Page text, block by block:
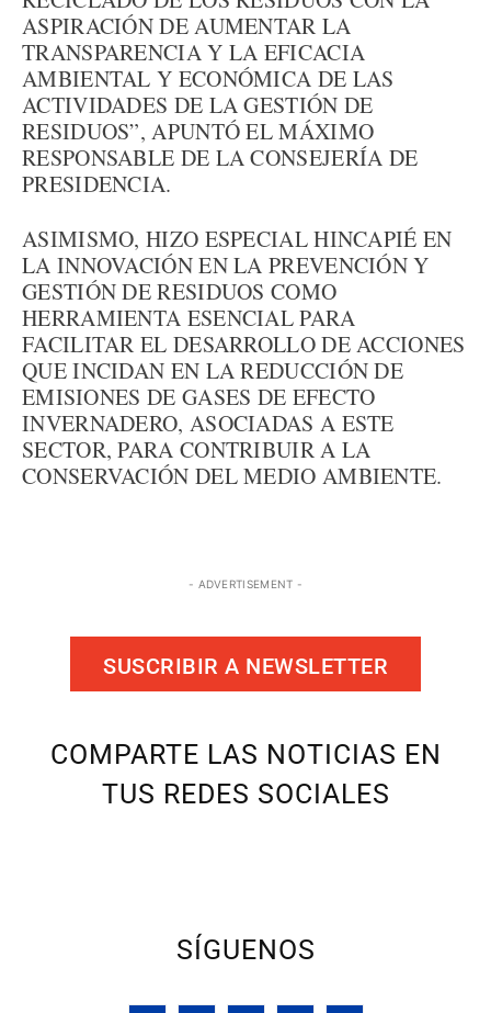
ASPIRACIÓN DE AUMENTAR LA
TRANSPARENCIA Y LA EFICACIA
AMBIENTAL Y ECONÓMICA DE LAS
ACTIVIDADES DE LA GESTIÓN DE
RESIDUOS”, APUNTÓ EL MÁXIMO
RESPONSABLE DE LA CONSEJERÍA DE
PRESIDENCIA.
ASIMISMO, HIZO ESPECIAL HINCAPIÉ EN
LA INNOVACIÓN EN LA PREVENCIÓN Y
GESTIÓN DE RESIDUOS COMO
HERRAMIENTA ESENCIAL PARA
FACILITAR EL DESARROLLO DE ACCIONES
QUE INCIDAN EN LA REDUCCIÓN DE
EMISIONES DE GASES DE EFECTO
INVERNADERO, ASOCIADAS A ESTE
SECTOR, PARA CONTRIBUIR A LA
CONSERVACIÓN DEL MEDIO AMBIENTE.
- ADVERTISEMENT -
SUSCRIBIR A NEWSLETTER
COMPARTE LAS NOTICIAS EN
TUS REDES SOCIALES
SÍGUENOS